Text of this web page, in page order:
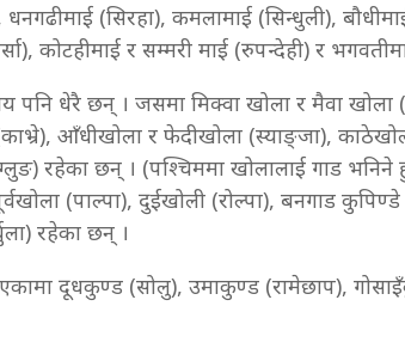
(सिरहा), कमलामाई (सिन्धुली),
कोटहीमाई र सम्मरी माई (रुपन्देही) र
पनि धेरै छन् । जसमा मिक्वा खोला र मैवा खोला
आँधीखोला र फेदीखोला (स्याङ्जा),
रहेका छन् । (पश्चिममा खोलालाई गाड भनिने
(पाल्पा), दुईखोली (रोल्पा), बनगाड
रहेका छन् ।
दूधकुण्ड (सोलु), उमाकुण्ड (रामेछाप),